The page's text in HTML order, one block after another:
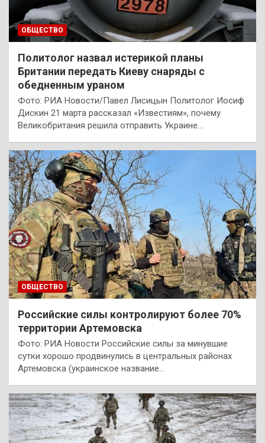
ОБЩЕСТВО
Политолог назвал истерикой планы
Британии передать Киеву снаряды с
обедненным ураном
Фото: РИА Новости/Павел Лисицын Политолог Иосиф
Дискин 21 марта рассказал «Известиям», почему
Великобритания решила отправить Украине…
ОБЩЕСТВО
Российские силы контролируют более 70%
территории Артемовска
Фото: РИА Новости Российские силы за минувшие
сутки хорошо продвинулись в центральных районах
Артемовска (украинское название…